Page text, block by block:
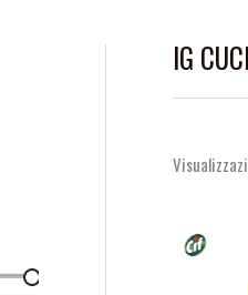
IG